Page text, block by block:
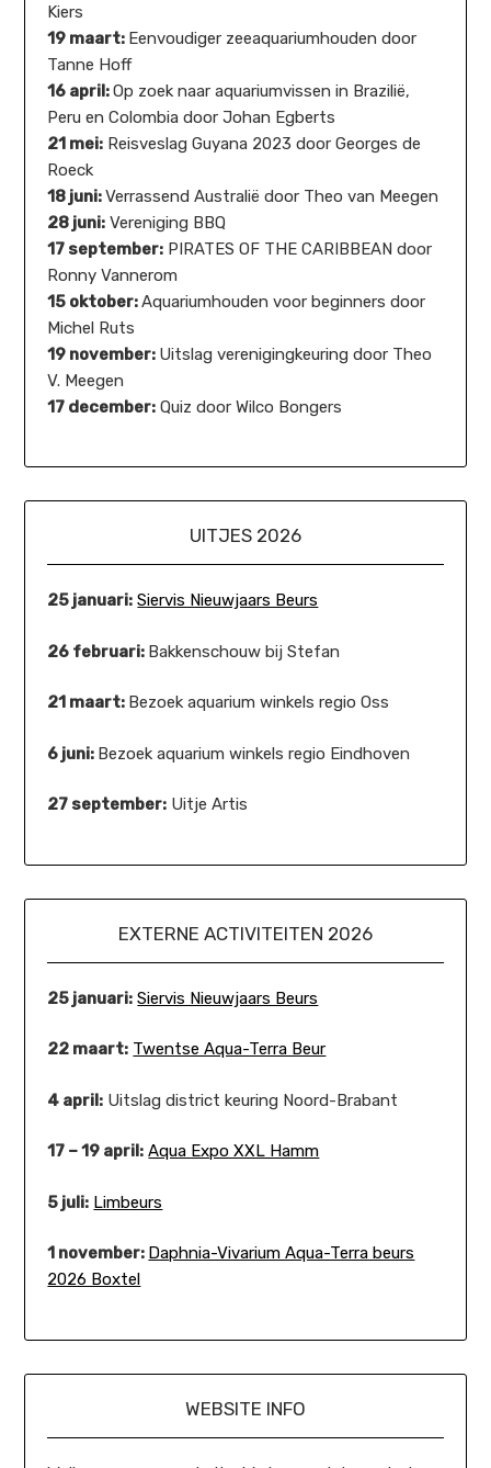
Kiers
19 maart: Eenvoudiger zeeaquariumhouden door
Tanne Hoff
16 april:Op zoek naar aquariumvissen in Brazilië,
Peru en Colombia door Johan Egberts
21 mei: Reisveslag Guyana 2023 door Georges de
Roeck
18 juni:Verrassend Australië door Theo van Meegen
28 juni: Vereniging BBQ
17 september: PIRATES OF THE CARIBBEAN door
Ronny Vannerom
15 oktober:Aquariumhouden voor beginners door
Michel Ruts
19 november: Uitslag verenigingkeuring door Theo
V. Meegen
17 december: Quiz door Wilco Bongers
UITJES 2026
25 januari: Siervis Nieuwjaars Beurs
26 februari: Bakkenschouw bij Stefan
21 maart: Bezoek aquarium winkels regio Oss
6 juni: Bezoek aquarium winkels regio Eindhoven
27 september: Uitje Artis
EXTERNE ACTIVITEITEN 2026
25 januari: Siervis Nieuwjaars Beurs
22 maart: Twentse Aqua-Terra Beur
4 april: Uitslag district keuring Noord-Brabant
17 – 19 april: Aqua Expo XXL Hamm
5 juli: Limbeurs
1 november: Daphnia-Vivarium Aqua-Terra beurs
2026 Boxtel
WEBSITE INFO